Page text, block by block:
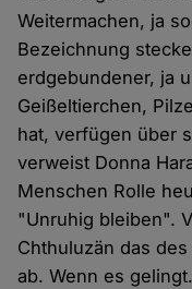
Weitermachen, ja
Bezeichnung
erdgebundener, ja
Geißeltierchen,
hat, verfügen über
verweist Donna
Menschen Rolle
"Unruhig bleiben".
Chthuluzän das
ab. Wenn es